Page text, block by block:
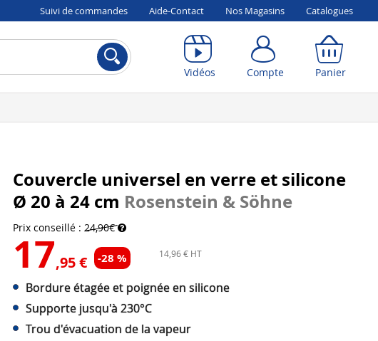
Suivi de commandes Aide-Contact Nos Magasins Catalogues
Vidéos Compte Panier
Couvercle universel en verre et silicone
Ø 20 à 24 cm Rosenstein & Söhne
Prix conseillé : 24,90€
17,95 € -28 % 14,96 € HT
Bordure étagée et poignée en silicone
Supporte jusqu'à 230°C
Trou d'évacuation de la vapeur
Compte Panier